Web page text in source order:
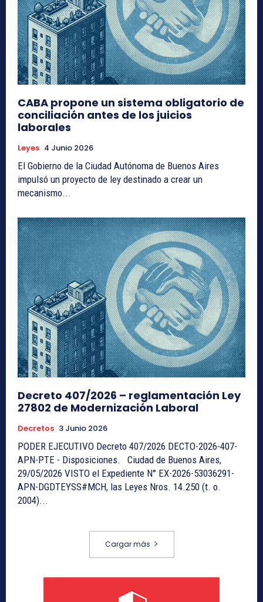
CABA propone un sistema obligatorio de
conciliación antes de los juicios
laborales
Leyes 4 Junio 2026
El Gobierno de la Ciudad Autónoma de Buenos Aires
impulsó un proyecto de ley destinado a crear un
mecanismo...
Decreto 407/2026 – reglamentación Ley
27802 de Modernización Laboral
Decretos 3 Junio 2026
PODER EJECUTIVO Decreto 407/2026 DECTO-2026-407-
APN-PTE - Disposiciones. Ciudad de Buenos Aires,
29/05/2026 VISTO el Expediente N° EX-2026-53036291-
APN-DGDTEYSS#MCH, las Leyes Nros. 14.250 (t. o.
2004)...
Cargar más